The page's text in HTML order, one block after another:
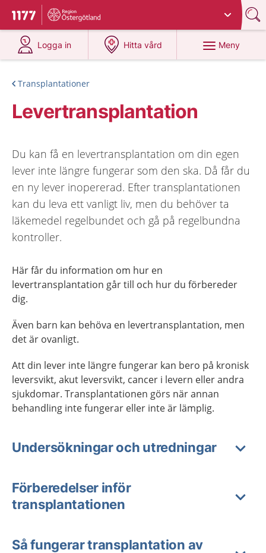
Till startsidan för 1177
Du har valt region
Logga in
på 1177.se
Hitta vård
på 1177.se
Meny
Transplantationer
Levertransplantation
Du kan få en levertransplantation om din egen
lever inte längre fungerar som den ska. Då får du
en ny lever inopererad. Efter transplantationen
kan du leva ett vanligt liv, men du behöver ta
läkemedel regelbundet och gå på regelbundna
kontroller.
Här får du information om hur en
levertransplantation går till och hur du förbereder
dig.
Även barn kan behöva en levertransplantation, men
det är ovanligt.
Att din lever inte längre fungerar kan bero på kronisk
leversvikt, akut leversvikt, cancer i levern eller andra
sjukdomar. Transplantationen görs när annan
behandling inte fungerar eller inte är lämplig.
Undersökningar och utredningar
Förberedelser inför
transplantationen
Så fungerar transplantation av